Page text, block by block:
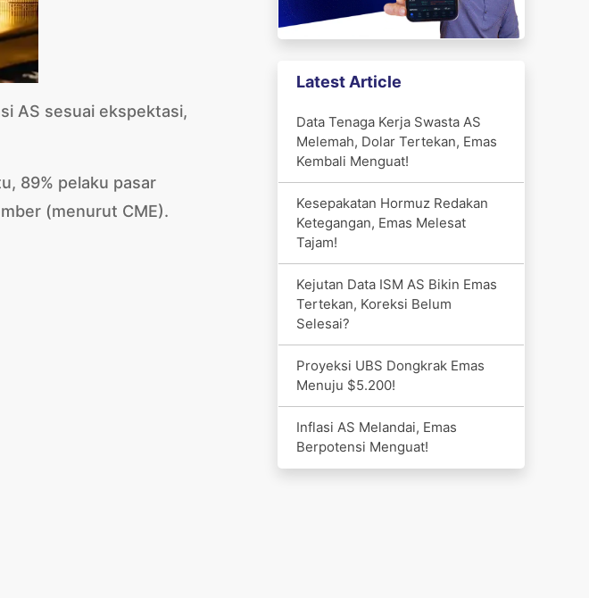
AS sesuai ekspektasi,
89% pelaku pasar
(menurut CME).
Latest Article
Data Tenaga Kerja Swasta AS
Melemah, Dolar Tertekan, Emas
Kembali Menguat!
Kesepakatan Hormuz Redakan
Ketegangan, Emas Melesat
Tajam!
Kejutan Data ISM AS Bikin Emas
Tertekan, Koreksi Belum
Selesai?
Proyeksi UBS Dongkrak Emas
Menuju $5.200!
Inflasi AS Melandai, Emas
Berpotensi Menguat!